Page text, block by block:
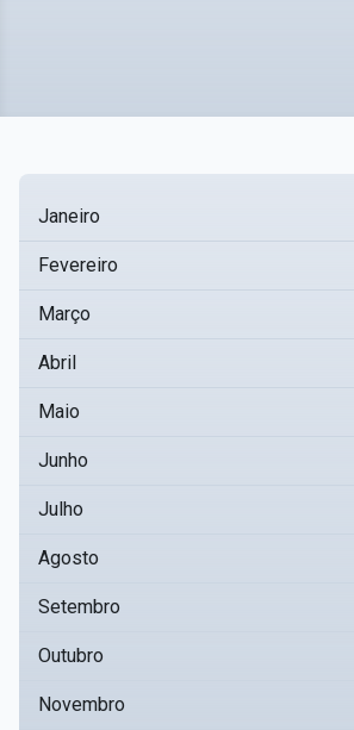
Janeiro
Fevereiro
Março
Abril
Maio
Junho
Julho
Agosto
Setembro
Outubro
Novembro